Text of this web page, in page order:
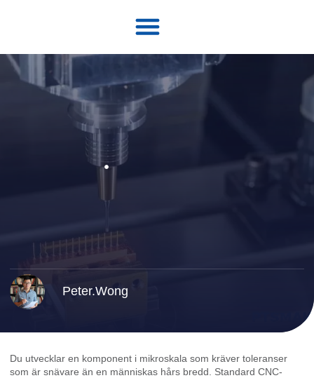
Peter.Wong
Du utvecklar en komponent i mikroskala som kräver toleranser
som är snävare än en människas hårs bredd. Standard CNC-